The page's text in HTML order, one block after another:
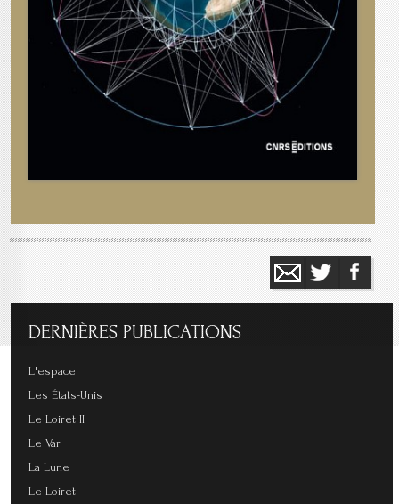
DERNIÈRES PUBLICATIONS
L'espace
Les États-Unis
Le Loiret II
Le Var
La Lune
Le Loiret